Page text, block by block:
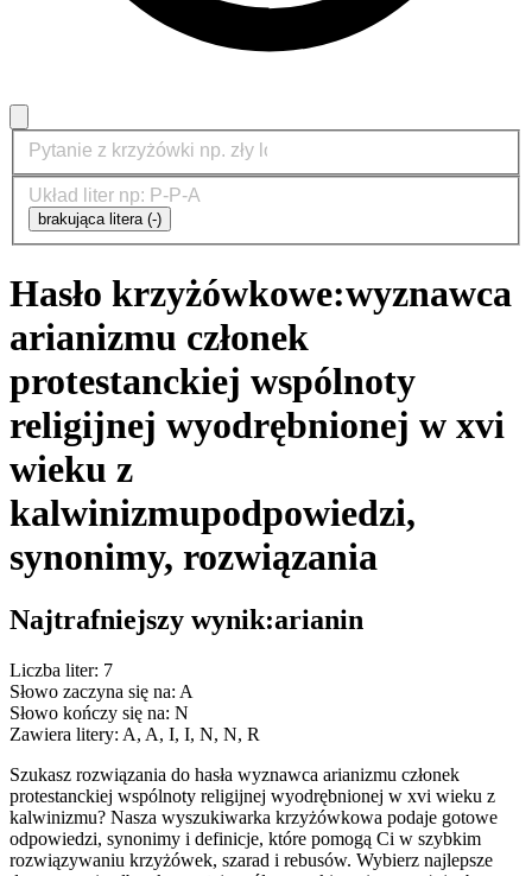
brakująca litera (-)
Hasło krzyżówkowe:wyznawca
arianizmu członek
protestanckiej wspólnoty
religijnej wyodrębnionej w xvi
wieku z
kalwinizmupodpowiedzi,
synonimy, rozwiązania
Najtrafniejszy wynik:arianin
Liczba liter: 7
Słowo zaczyna się na: A
Słowo kończy się na: N
Zawiera litery: A, A, I, I, N, N, R
Szukasz rozwiązania do hasła wyznawca arianizmu członek
protestanckiej wspólnoty religijnej wyodrębnionej w xvi wieku z
kalwinizmu? Nasza wyszukiwarka krzyżówkowa podaje gotowe
odpowiedzi, synonimy i definicje, które pomogą Ci w szybkim
rozwiązywaniu krzyżówek, szarad i rebusów. Wybierz najlepsze